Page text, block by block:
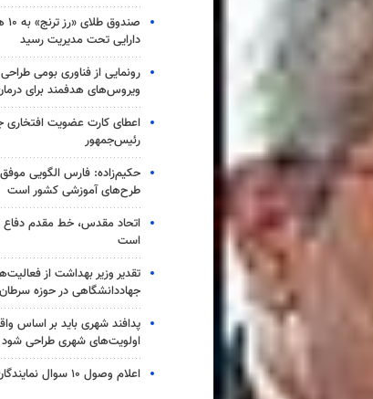
دارایی تحت مدیریت رسید
رونمایی از فناوری بومی
ویروس‌های هدفمند برای
اعطای کارت عضویت افتخاری
رئیس‌جمهور
حکیم‌زاده: فارس الگویی موفق
طرح‌های آموزشی کشور است
اتحاد مقدس، خط مقدم دفاع
است
تقدیر وزیر بهداشت از
جهاددانشگاهی در حوزه سرطان
پدافند شهری باید بر اساس
اولویت‌های شهری طراحی شود
اعلام وصول ۱۰ سوال نمایندگان مجلس از وزرا